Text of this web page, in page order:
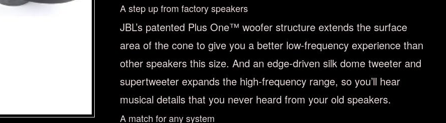
A step up from factory speakers
JBL’s patented Plus One™ woofer structure extends the surface
area of the cone to give you a better low-frequency experience than
other speakers this size. And an edge-driven silk dome tweeter and
supertweeter expands the high-frequency range, so you’ll hear
musical details that you never heard from your old speakers.
A match for any system